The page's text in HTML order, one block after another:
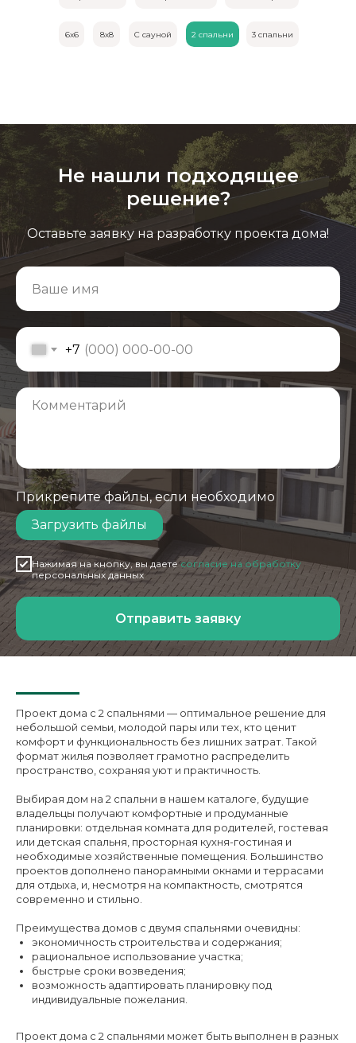
6х6 8х8 3 спальни
2 спальни
С сауной
Не нашли подходящее
решение?
Оставьте заявку на разработку проекта дома!
+7
Прикрепите файлы, если необходимо
Загрузить файлы
Нажимая на кнопку, вы даетесогласие на обработку
персональных данных
Отправить заявку
Проект дома с 2 спальнями — оптимальное решение для
небольшой семьи, молодой пары или тех, кто ценит
комфорт и функциональность без лишних затрат. Такой
формат жилья позволяет грамотно распределить
пространство, сохраняя уют и практичность.
Выбирая дом на 2 спальни в нашем каталоге, будущие
владельцы получают комфортные и продуманные
планировки: отдельная комната для родителей, гостевая
или детская спальня, просторная кухня-гостиная и
необходимые хозяйственные помещения. Большинство
проектов дополнено панорамными окнами и террасами
для отдыха, и, несмотря на компактность, смотрятся
современно и стильно.
Преимущества домов с двумя спальнями очевидны:
экономичность строительства и содержания;
рациональное использование участка;
быстрые сроки возведения;
возможность адаптировать планировку под
индивидуальные пожелания.
Проект дома с 2 спальнями может быть выполнен в разных